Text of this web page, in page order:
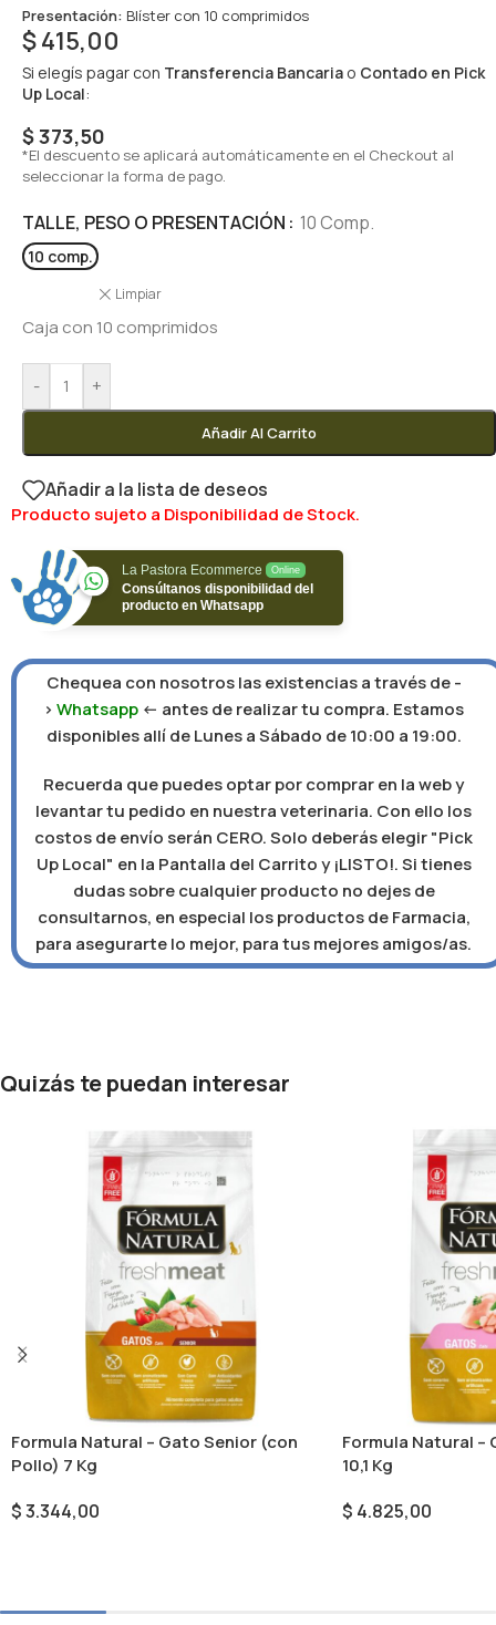
Presentación: Blíster con 10 comprimidos
$415,00
Si elegís pagar con Transferencia Bancaria o Contado en Pick
Up Local:
$ 373,50
*El descuento se aplicará automáticamente en el Checkout al
seleccionar la forma de pago.
TALLE, PESO O PRESENTACIÓN 10 Comp.
10 comp.
Limpiar
Caja con 10 comprimidos
- +
Añadir Al Carrito
Añadir a la lista de deseos
Producto sujeto a Disponibilidad de Stock.
La Pastora Ecommerce Online
Consúltanos disponibilidad del
producto en Whatsapp
Chequea con nosotros las existencias a través de -
>Whatsapp <- antes de realizar tu compra. Estamos
disponibles allí de Lunes a Sábado de 10:00 a 19:00.
Recuerda que puedes optar por comprar en la web y
levantar tu pedido en nuestra veterinaria. Con ello los
costos de envío serán CERO. Solo deberás elegir "Pick
Up Local" en la Pantalla del Carrito y ¡LISTO!. Si tienes
dudas sobre cualquier producto no dejes de
consultarnos, en especial los productos de Farmacia,
para asegurarte lo mejor, para tus mejores amigos/as.
Quizás te puedan interesar
Formula Natural – Gato Senior (con
Pollo) 7 Kg
$3.344,00
Formula Natural –
10,1 Kg
$ 4.825,00